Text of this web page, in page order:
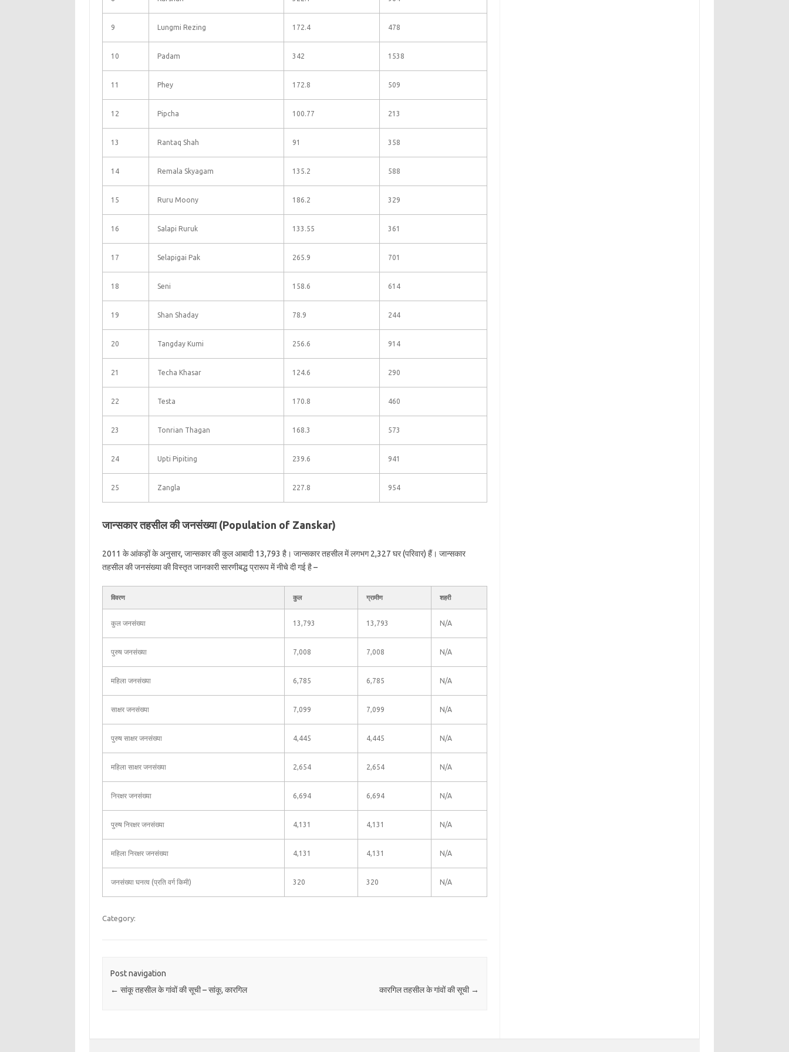
9 Lungmi Rezing 172.4 478
10 Padam 342 1538
11 Phey 172.8 509
12 Pipcha 100.77 213
13 Rantaq Shah 91 358
14 Remala Skyagam 135.2 588
15 Ruru Moony 186.2 329
16 Salapi Ruruk 133.55 361
17 Selapigai Pak 265.9 701
18 Seni 158.6 614
19 Shan Shaday 78.9 244
20 Tangday Kumi 256.6 914
21 Techa Khasar 124.6 290
22 Testa 170.8 460
23 Tonrian Thagan 168.3 573
24 Upti Pipiting 239.6 941
25 Zangla 227.8 954
जान्सकार तहसील की जनसंख्या (Population of Zanskar)
2011 के आंकड़ों के अनुसार, जान्सकार की कुल आबादी 13,793 है। जान्सकार तहसील में लगभग 2,327 घर (परिवार) हैं। जान्सकार
तहसील की जनसंख्या की विस्तृत जानकारी सारणीबद्ध प्रारूप में नीचे दी गई है –
विवरण कुल ग्रामीण शहरी
कुल जनसंख्या 13,793 13,793 N/A
पुरुष जनसंख्या 7,008 7,008 N/A
महिला जनसंख्या 6,785 6,785 N/A
साक्षर जनसंख्या 7,099 7,099 N/A
पुरुष साक्षर जनसंख्या 4,445 4,445 N/A
महिला साक्षर जनसंख्या 2,654 2,654 N/A
निरक्षर जनसंख्या 6,694 6,694 N/A
पुरुष निरक्षर जनसंख्या 4,131 4,131 N/A
महिला निरक्षर जनसंख्या 4,131 4,131 N/A
जनसंख्या घनत्व (प्रति वर्ग किमी) 320 320 N/A
Category:
Post navigation
← सांकू तहसील के गांवों की सूची – सांकू, कारगिल कारगिल तहसील के गांवों की सूची →